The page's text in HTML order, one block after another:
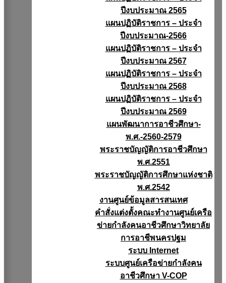
ปีงบประมาณ 2565
แผนปฏิบัติราชการ – ประจำ
ปีงบประมาณ-2566
แผนปฏิบัติราชการ – ประจำ
ปีงบประมาณ 2567
แผนปฏิบัติราชการ – ประจำ
ปีงบประมาณ 2568
แผนปฏิบัติราชการ – ประจำ
ปีงบประมาณ 2569
แผนพัฒนาการอาชีวศึกษา-
พ.ศ.-2560-2579
พระราชบัญญัติการอาชีวศึกษา
พ.ศ.2551
พระราชบัญญัติการศึกษาแห่งชาติ
พ.ศ.2542
งานศูนย์ข้อมูลสารสนเทศ
คำสั่งแต่งตั้งคณะทำงานศูนย์เครือ
ข่ายกำลังคนอาชีวศึกษาวิทยาลัย
การอาชีพนครปฐม
ระบบ Internet
ระบบศูนย์เครือข่ายกำลังคน
อาชีวศึกษา V-COP